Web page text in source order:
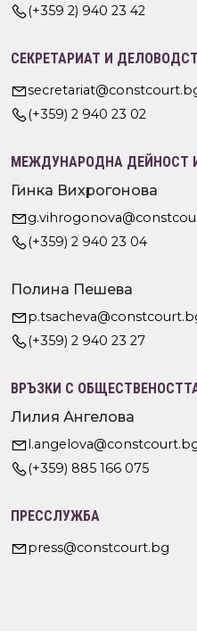
(+359 2) 940 23 42
СЕКРЕТАРИАТ И
(+359) 2 940 23 02
МЕЖДУНАРОДНА ДЕЙНОСТ
Гинка Вихрогонова
(+359) 2 940 23 04
Полина Пешева
(+359) 2 940 23 27
ВРЪЗКИ С
Лилия Ангелова
(+359) 885 166 075
ПРЕССЛУЖБА
press@constcourt.bg